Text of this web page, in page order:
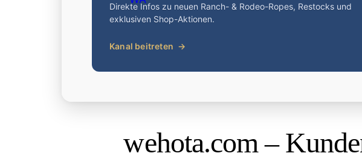
Direkte Infos zu neuen Ranch- & Rodeo-Ropes, Restocks und
exklusiven Shop-Aktionen.
Kanal beitreten →
wehota.com –